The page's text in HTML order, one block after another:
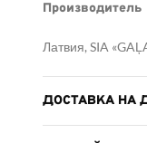
Производитель
Латвия, SIA
Условия
Использовать в
ДОСТАВКА НА